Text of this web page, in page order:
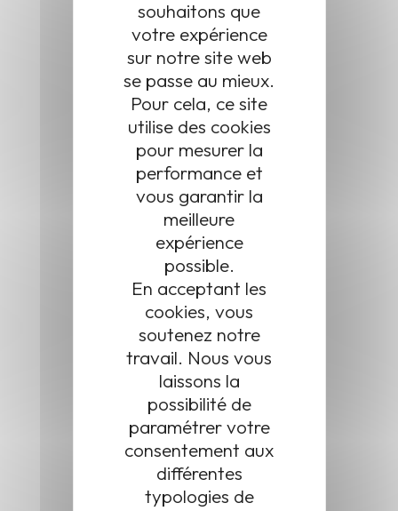
Ne ratez aucune
nouveauté !
Consultez la newsletter de la commune et suivez
toutes les actualités !
Consulter la newsletter
Adresse
1 place de la Mairie
25870 Châtillon-le-Duc
souhaitons que
votre expérience
sur notre site web
se passe au mieux.
Pour cela, ce site
utilise des cookies
pour mesurer la
performance et
vous garantir la
meilleure
expérience
possible.
En acceptant les
cookies, vous
soutenez notre
travail. Nous vous
laissons la
possibilité de
paramétrer votre
consentement aux
différentes
typologies de